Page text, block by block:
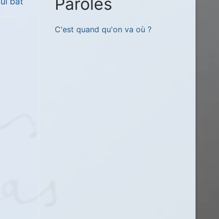
C'est quand qu'on va où ?